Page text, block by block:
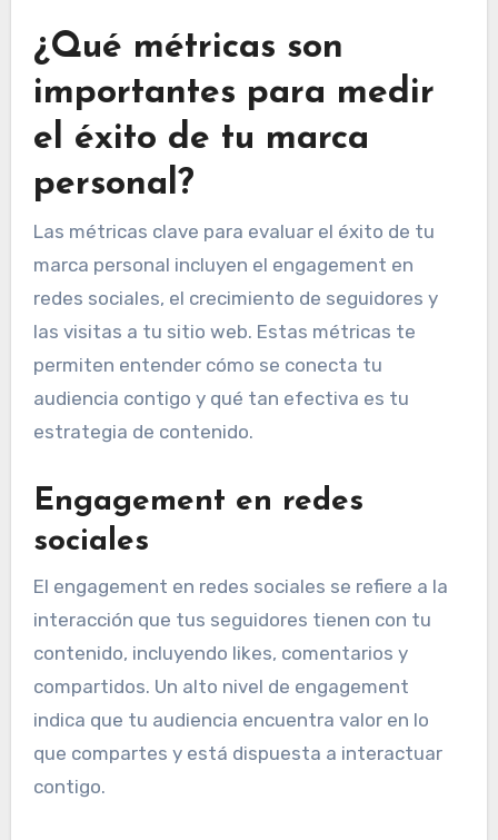
¿Qué métricas son
importantes para medir
el éxito de tu marca
personal?
Las métricas clave para evaluar el éxito de tu
marca personal incluyen el engagement en
redes sociales, el crecimiento de seguidores y
las visitas a tu sitio web. Estas métricas te
permiten entender cómo se conecta tu
audiencia contigo y qué tan efectiva es tu
estrategia de contenido.
Engagement en redes
sociales
El engagement en redes sociales se refiere a la
interacción que tus seguidores tienen con tu
contenido, incluyendo likes, comentarios y
compartidos. Un alto nivel de engagement
indica que tu audiencia encuentra valor en lo
que compartes y está dispuesta a interactuar
contigo.